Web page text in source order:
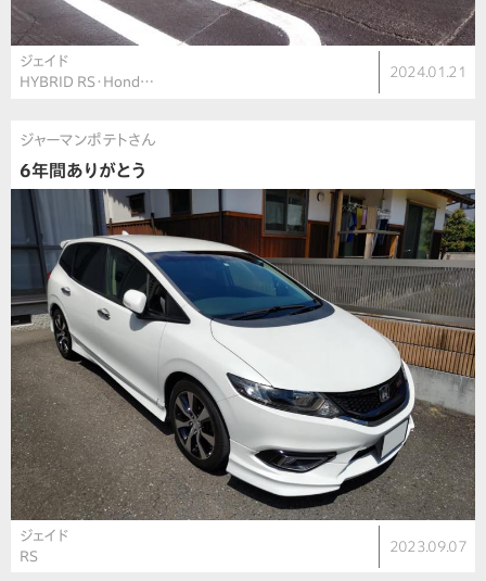
ジェイド
HYBRID RS・Hond…
2024.01.21
ジャーマンポテトさん
6年間ありがとう
ジェイド
RS
2023.09.07